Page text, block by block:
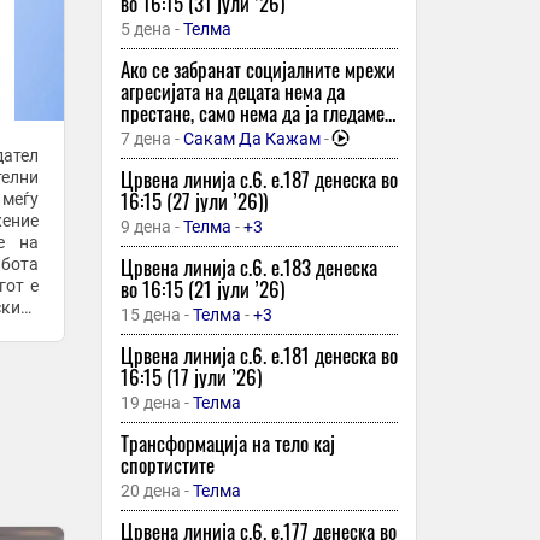
на
е
23 минути - Телма
Транспаренси: Во Јули повеќе
аларми за системски слабости, но и
конкретни акции против корупцијата
23 минути -Телма
Пеколна жега во Италија: Асфалтот
се топи на речиси 75 степени!
23 минути -Вечер Прес
Меѓу мигрантите кои влегле во Сеута
имало и џихадисти: Некои се уште се
на шпанска територија
23 минути -Вечер Прес
Плажите полни и покрај војната:
Вака изгледа летото во Одеса додека
одекнуваат сирените за опасност/
23 минути -Вечер Прес
Фидан предупреди дека
експанзионизмот на израел може да
доведе до глобална криза светот не
треба да го одвлекува вниманието од
24 минути -Плус Инфо
5 дена -Телма
Ако се забранат социјалните мрежи
агресијата на децата нема да
престане, само нема да ја гледаме
– подкаст со психологот емилија
бошкова
7 дена -Сакам Да Кажам -
Црвена линија с.6. e.187 денеска во
16:15 (27 јули ’26))
9 дена -Телма -+3
Црвена линија с.6. e.183 денеска
во 16:15 (21 јули ’26)
15 дена -Телма -+3
Црвена линија с.6. e.181 денеска во
16:15 (17 јули ’26)
19 дена -Телма
Трансформација на тело кај
спортистите
20 дена -Телма
Црвена линија с.6. e.177 денеска во